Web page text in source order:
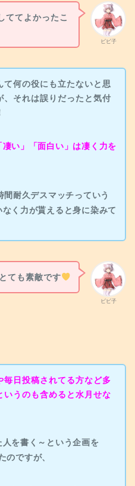
ビビ子
ててよかったこ
て何の役にも立たないと思
、それは誤りだったと気付
凄い」「面白い」は凄く力を
間耐久デスマッチっていう
く力が貰えると身に染みて
ビビ子
ても素敵です
毎日投稿されてる方など多
いうのも含めると水月せな
を書く～という企画を
ですが、